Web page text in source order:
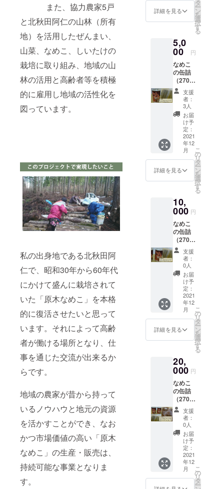
また、協力農家5戸
と北秋田阿仁の山林（所有
地）を活用したぜんまい、
山菜、なめこ、しいたけの
栽培に取り組み、地域の山
林の活用と高齢者等を積極
的に雇用し地域の活性化を
図っています。
私の出身地である北秋田阿
仁で、昭和30年から60年代
にかけて盛んに栽培されて
いた「原木なめこ」を本格
的に復活させたいと思って
います。それによって高齢
者が働ける場所となり、仕
事を通じた交流が出来るか
らです。
地域の農家が昔から持って
いるノウハウと地元の資源
を活かすことができ、なお
かつ市場価値の高い「原木
なめこ」の生産・販売は、
持続可能な事業となりま
す。
ることによ
り、農家の
楽しさを実
いとの思い
で起業致し
ました。
その一方で
私の出身
地・北秋田
阿仁へ週末
に帰り、実
家の管理や
畑の耕作、
山林の管理
（約30㌶）
すが、この
広葉樹林を
活用して昭
和30年から
60年代にか
けて盛んに
栽培されて
いた「原木
なめこ等」
へ取組んで
みたいとい
う思いが強
くなりまし
た。
詳細を見る
タ
ー
ン
を
選
択
す
る
5,0
00 円
なめこ
の缶詰
（270g
入り）1
個 蕗水
（220g
入り）1
支援
者：
3人
お届
け予
定：
2021
年12
月
詳細を見る
こ
の
リ
タ
ー
ン
を
選
択
す
る
10,
000 円
なめこ
の缶詰
（270g
入り）
２個 蕗
水煮
（220g
入り）
２個
支援
者：
0人
お届
け予
定：
2021
年12
月
詳細を見る
こ
の
リ
タ
ー
ン
を
選
択
す
る
20,
000 円
なめこ
の缶詰
（270g
入り）
２個 蕗
水煮
（220g
入り）
２個 ぜ
んまい
水煮
（270g
）1個
支援
者：
0人
お届
け予
定：
2021
年12
月
こ
の
リ
タ
ー